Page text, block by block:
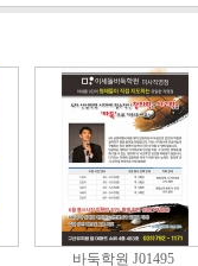
바둑학원 J01495